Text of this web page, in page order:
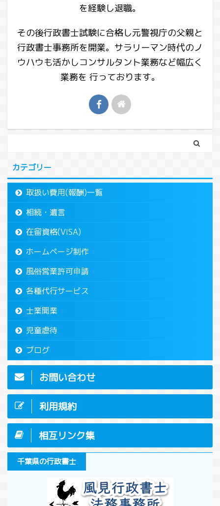
を経験し退職。
その後行政書士試験に合格し元警視庁の父親と
行政書士事務所を開業。サラリーマン時代のノ
ウハウも活かしコンサルタント業務など幅広く
業務を 行っております。
カテゴリー
取扱い費用(報酬)一覧
相続・遺言
在留資格(VISA)
ホームページ制作
風俗営業許可申請
各種代行サービス
士業開業
児童虐待
ブログ
お問い合わせ
利用規約
相互リンク集
千葉県の行政書士